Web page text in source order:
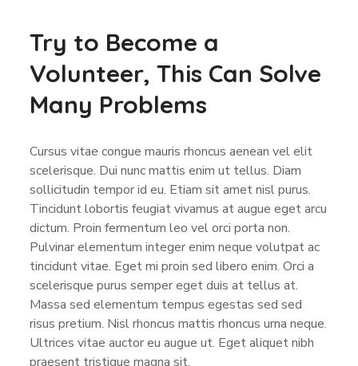
Try to Become a
Volunteer, This Can Solve
Many Problems
Cursus vitae congue mauris rhoncus aenean vel elit
scelerisque. Dui nunc mattis enim ut tellus. Diam
sollicitudin tempor id eu. Etiam sit amet nisl purus.
Tincidunt lobortis feugiat vivamus at augue eget arcu
dictum. Proin fermentum leo vel orci porta non.
Pulvinar elementum integer enim neque volutpat ac
tincidunt vitae. Eget mi proin sed libero enim. Orci a
scelerisque purus semper eget duis at tellus at.
Massa sed elementum tempus egestas sed sed
risus pretium. Nisl rhoncus mattis rhoncus urna neque.
Ultrices vitae auctor eu augue ut. Eget aliquet nibh
praesent tristique magna sit.